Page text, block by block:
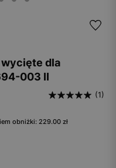
dla
003 II
(1)
obniżki: 229.00 zł